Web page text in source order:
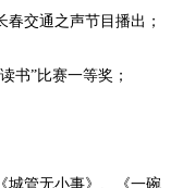
交通之声节目播出；
书”比赛一等奖；
城管无小事》、《一碗